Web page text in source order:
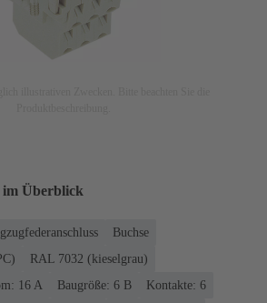
im Überblick
Buchse
RAL 7032 (kieselgrau)
‌16 A
Baugröße: 6 B
Kontakte: 6